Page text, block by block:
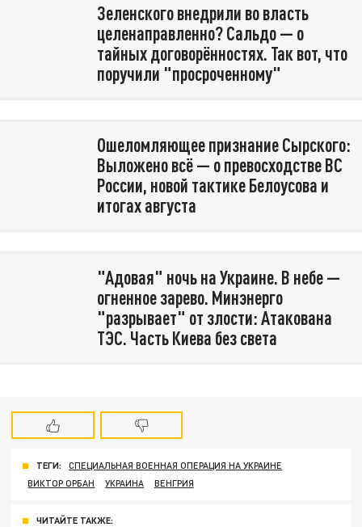
Зеленского внедрили во власть
целенаправленно? Сальдо — о
тайных договорённостях. Так вот, что
поручили "просроченному"
Ошеломляющее признание Сырского:
Выложено всё — о превосходстве ВС
России, новой тактике Белоусова и
итогах августа
"Адовая" ночь на Украине. В небе —
огненное зарево. Минэнерго
"разрывает" от злости: Атакована
ТЭС. Часть Киева без света
ТЕГИ:
СПЕЦИАЛЬНАЯ ВОЕННАЯ ОПЕРАЦИЯ НА УКРАИНЕ
ВИКТОР ОРБАН
УКРАИНА ВЕНГРИЯ
ЧИТАЙТЕ ТАКЖЕ: